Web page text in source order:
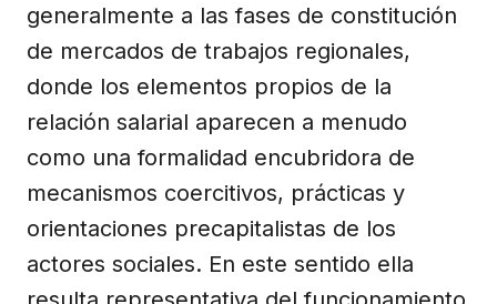
generalmente a las fases de constitución
de mercados de trabajos regionales,
donde los elementos propios de la
relación salarial aparecen a menudo
como una formalidad encubridora de
mecanismos coercitivos, prácticas y
orientaciones precapitalistas de los
actores sociales. En este sentido ella